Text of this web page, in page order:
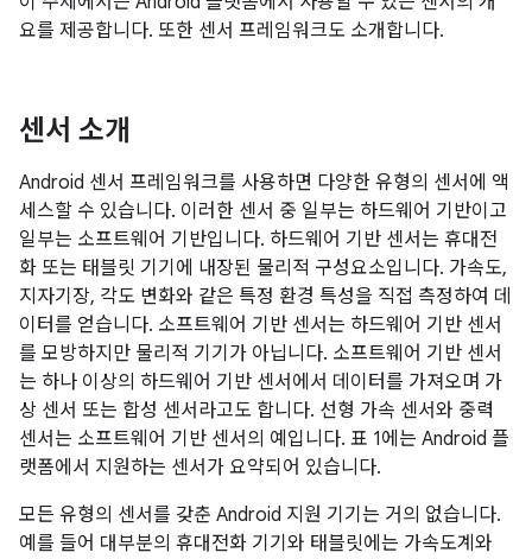
요를 제공합니다. 또한 센서 프레임워크도 소개합니다.
센서 소개
Android 센서 프레임워크를 사용하면 다양한 유형의 센서에 액
세스할 수 있습니다. 이러한 센서 중 일부는 하드웨어 기반이고
일부는 소프트웨어 기반입니다. 하드웨어 기반 센서는 휴대전
화 또는 태블릿 기기에 내장된 물리적 구성요소입니다. 가속도,
지자기장, 각도 변화와 같은 특정 환경 특성을 직접 측정하여 데
이터를 얻습니다. 소프트웨어 기반 센서는 하드웨어 기반 센서
를 모방하지만 물리적 기기가 아닙니다. 소프트웨어 기반 센서
는 하나 이상의 하드웨어 기반 센서에서 데이터를 가져오며 가
상 센서 또는 합성 센서라고도 합니다. 선형 가속 센서와 중력
센서는 소프트웨어 기반 센서의 예입니다. 표 1에는 Android 플
랫폼에서 지원하는 센서가 요약되어 있습니다.
모든 유형의 센서를 갖춘 Android 지원 기기는 거의 없습니다.
예를 들어 대부분의 휴대전화 기기와 태블릿에는 가속도계와